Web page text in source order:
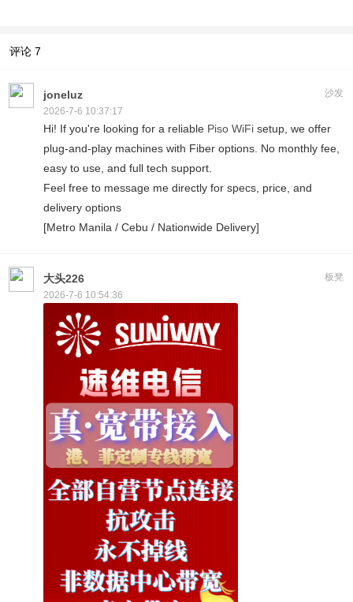
评论 7
沙发
joneluz
2026-7-6 10:37:17
Hi! If you're looking for a reliable Piso WiFi setup, we offer
plug-and-play machines with Fiber options. No monthly fee,
easy to use, and full tech support.
Feel free to message me directly for specs, price, and
delivery options
[Metro Manila / Cebu / Nationwide Delivery]
板凳
大头226
2026-7-6 10:54:36